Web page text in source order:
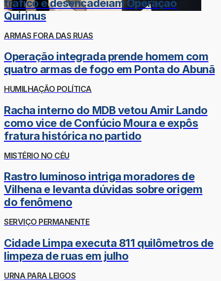
tráfico e desencadeiam Operação
Quirinus
ARMAS FORA DAS RUAS
Operação integrada prende homem com
quatro armas de fogo em Ponta do Abunã
HUMILHAÇÃO POLÍTICA
Racha interno do MDB vetou Amir Lando
como vice de Confúcio Moura e expôs
fratura histórica no partido
MISTÉRIO NO CÉU
Rastro luminoso intriga moradores de
Vilhena e levanta dúvidas sobre origem
do fenômeno
SERVIÇO PERMANENTE
Cidade Limpa executa 811 quilômetros de
limpeza de ruas em julho
URNA PARA LEIGOS